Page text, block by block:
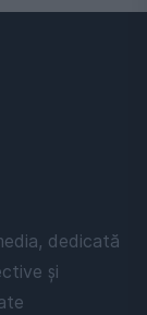
dedicată
și